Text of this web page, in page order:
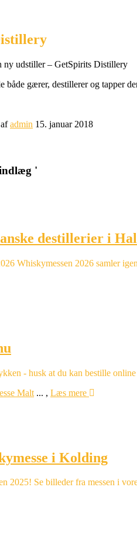
ny udstiller – GetSpirits Distillery
gærer, destillerer og tapper
admin 15. januar 2018
'
destillerier i
Whiskymessen 2026 samler
- husk at du kan bestille
Malt ... , Læs mere
i Kolding
2025! Se billeder fra messen i